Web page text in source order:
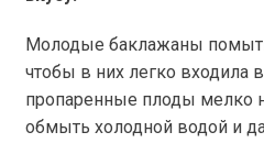
Молодые баклажаны
чтобы в них легко входила
пропаренные плоды мелко
обмыть холодной водой и